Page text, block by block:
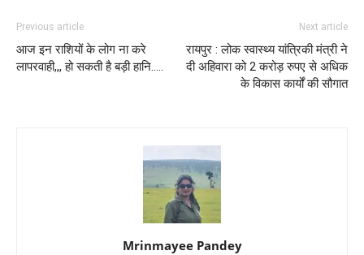
Previous article
आज इन राशियों के लोग ना करे
लापरवाही,,, हो सकती है बड़ी हानि…..
Next article
रायपुर : लोक स्वास्थ्य यांत्रिकी मंत्री ने
दी अहिवारा को 2 करोड़ रुपए से अधिक
के विकास कार्यों की सौगात
Mrinmayee Pandey